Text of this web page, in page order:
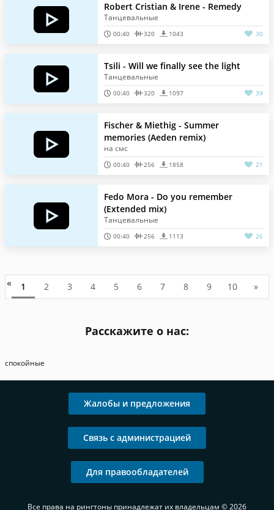
Robert Cristian & Irene - Remedy
Танцевальные
00:40 320 1043 30
Tsili - Will we finally see the light
Танцевальные
00:40 320 1097 39
Fischer & Miethig - Summer
memories (Aeden remix)
на смс
00:40 256 1858 21
Fedo Mora - Do you remember
(Extended mix)
Танцевальные
00:40 256 1113 26
« 1 2 3 4 5 6 7 8 9 10 »
Расскажите о нас:
спокойные
Жалобы и предложения
Связь с администрацией
Для правообладателей
Все права на рингтоны принадлежат их владельцам © 2026